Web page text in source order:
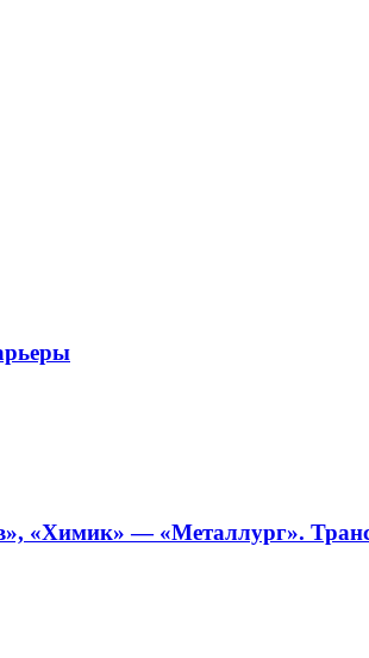
«Химик» — «Металлург».